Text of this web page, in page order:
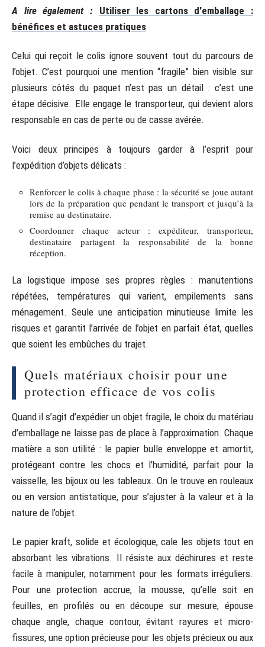
A lire également :
Utiliser les cartons d'emballage :
bénéfices et astuces pratiques
Celui qui reçoit le colis ignore souvent tout du parcours de
l’objet. C’est pourquoi une mention “fragile” bien visible sur
plusieurs côtés du paquet n’est pas un détail : c’est une
étape décisive. Elle engage le transporteur, qui devient alors
responsable en cas de perte ou de casse avérée.
Voici deux principes à toujours garder à l’esprit pour
l’expédition d’objets délicats :
Renforcer le colis à chaque phase : la sécurité se joue autant
lors de la préparation que pendant le transport et jusqu’à la
remise au destinataire.
Coordonner chaque acteur : expéditeur, transporteur,
destinataire partagent la responsabilité de la bonne
réception.
La logistique impose ses propres règles : manutentions
répétées, températures qui varient, empilements sans
ménagement. Seule une anticipation minutieuse limite les
risques et garantit l’arrivée de l’objet en parfait état, quelles
que soient les embûches du trajet.
Quels matériaux choisir pour une
protection efficace de vos colis
Quand il s’agit d’expédier un objet fragile, le choix du matériau
d’emballage ne laisse pas de place à l’approximation. Chaque
matière a son utilité : le papier bulle enveloppe et amortit,
protégeant contre les chocs et l’humidité, parfait pour la
vaisselle, les bijoux ou les tableaux. On le trouve en rouleaux
ou en version antistatique, pour s’ajuster à la valeur et à la
nature de l’objet.
Le papier kraft, solide et écologique, cale les objets tout en
absorbant les vibrations. Il résiste aux déchirures et reste
facile à manipuler, notamment pour les formats irréguliers.
Pour une protection accrue, la mousse, qu’elle soit en
feuilles, en profilés ou en découpe sur mesure, épouse
chaque angle, chaque contour, évitant rayures et micro-
fissures, une option précieuse pour les objets précieux ou aux